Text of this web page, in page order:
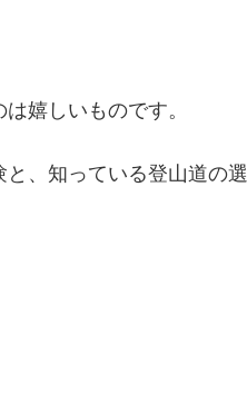
嬉しいものです。
、知っている登山道の選